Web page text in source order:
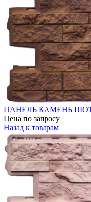
ПАНЕЛЬ КАМЕНЬ
Цена по запросу
Назад к товарам